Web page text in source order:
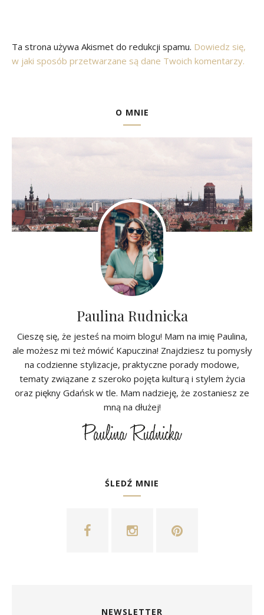
Ta strona używa Akismet do redukcji spamu. Dowiedz się,
w jaki sposób przetwarzane są dane Twoich komentarzy.
O MNIE
Paulina Rudnicka
Cieszę się, że jesteś na moim blogu! Mam na imię Paulina,
ale możesz mi też mówić Kapuczina! Znajdziesz tu pomysły
na codzienne stylizacje, praktyczne porady modowe,
tematy związane z szeroko pojęta kulturą i stylem życia
oraz piękny Gdańsk w tle. Mam nadzieję, że zostaniesz ze
mną na dłużej!
ŚLEDŹ MNIE
NEWSLETTER